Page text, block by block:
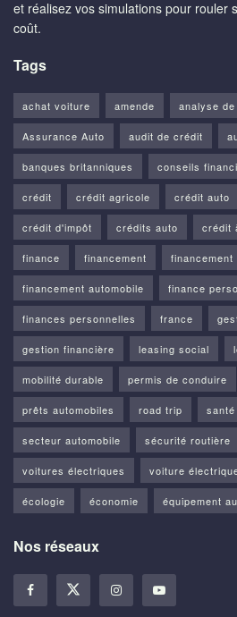
et réalisez vos simulations pour rouler
coût.
Tags
achat voiture amende analyse
Assurance Auto audit de crédit
banques britanniques conseils
crédit crédit agricole crédit auto
crédit d'impôt crédits auto crédit
finance financement financement
financement automobile finance
finances personnelles france
gestion financière leasing social
mobilité durable permis de conduire
prêts automobiles road trip
secteur automobile sécurité routière
voitures électriques voiture
écologie économie équipement
Nos réseaux